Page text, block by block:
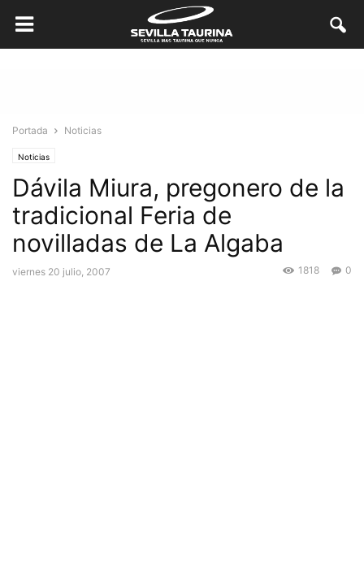
Portada Noticias
Noticias
Dávila Miura, pregonero de la
tradicional Feria de
novilladas de La Algaba
viernes 20 julio, 2007 0
1818